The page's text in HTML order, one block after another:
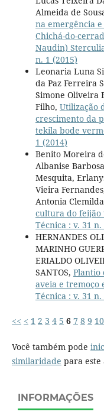
Almeida de
na emergência
Chichá-do-
Naudin)
n. 1 (2015)
Leonaria Luna
da Paz Ferreira
Simone Oliveira
Filho, Utilização
crescimento da
tekila bode
1 (2014)
Benito Moreira
Albanise
Mesquita,
Vieira
Antonia
cultura do feijão
Técnica : v. 31 n.
HERNANDES
MARINHO
ERIALDO
SANTOS, Plantio
aveia e tremoço
Técnica : v. 31 n.
<< < 1 2 3 4 5 6 7 8 9 10
Você também pode
similaridade para este
INFORMAÇÕES